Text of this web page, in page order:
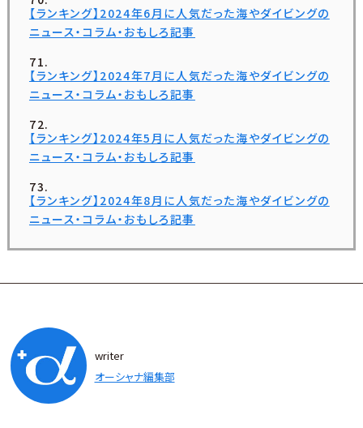
【ランキング】2024年6月に人気だった海やダイビングの
ニュース・コラム・おもしろ記事
【ランキング】2024年7月に人気だった海やダイビングの
ニュース・コラム・おもしろ記事
【ランキング】2024年5月に人気だった海やダイビングの
ニュース・コラム・おもしろ記事
【ランキング】2024年8月に人気だった海やダイビングの
ニュース・コラム・おもしろ記事
writer
オーシャナ編集部